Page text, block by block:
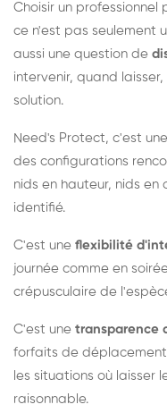
Choisir un professionnel
ce n'est pas seulement
aussi une question de
intervenir, quand
solution.
Need's Protect, c'est une
des configurations
nids en hauteur, nids en
identifié.
C'est une flexibilité
journée comme en
crépusculaire de
C'est une transparence
forfaits de déplacement
les situations où laisser
raisonnable.